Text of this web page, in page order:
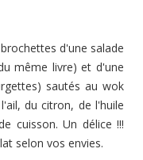
d'une salade
même livre) et d'une
sautés au wok
du citron, de l'huile
cuisson. Un délice !!!
selon vos envies.